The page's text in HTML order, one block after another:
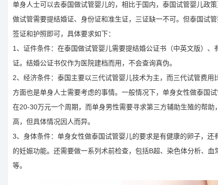
单身人士可以去泰国做试管婴儿的，相比于国内，泰国试管婴儿政
做试管需要提结婚证、身份证和准生证，三证缺一不可。但泰国试
签证和护照即可，具体要求如下：
1、证件条件：在泰国做试管婴儿需要提结婚公证书（中英文版）、
证。结婚公证书仅作为医院建档而用，不会查询真伪。
2、经济条件：泰国主要以三代试管婴儿技术为主，而三代试管费用
方面也是单身人士需要考虑的事情。一般情况下，单身女性做泰国
在20-30万元一个周期，而单身男性需要寻求第三方辅助生殖的帮助
高，但具体情况因人而异。
3、身体条件：单身女性做泰国试管婴儿的要求是有健康的卵子，还
的妊娠功能。还需要做一系列术前检查，包括B超、染色体分析、血
等。